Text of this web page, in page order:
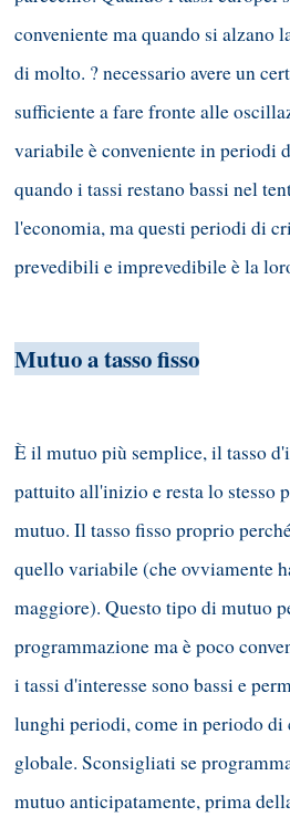
conveniente ma quando si alzano
di molto. ? necessario avere un
sufficiente a fare fronte alle
variabile è conveniente in periodi
quando i tassi restano bassi nel
l'economia, ma questi periodi di
prevedibili e imprevedibile è la
Mutuo a tasso fisso
È il mutuo più semplice, il tasso
pattuito all'inizio e resta lo stesso
mutuo. Il tasso fisso proprio
quello variabile (che ovviamente
maggiore). Questo tipo di mutuo
programmazione ma è poco
i tassi d'interesse sono bassi e
lunghi periodi, come in periodo di
globale. Sconsigliati se
mutuo anticipatamente, prima